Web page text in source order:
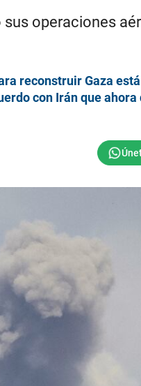
operaciones
reconstruir Gaza
con Irán que